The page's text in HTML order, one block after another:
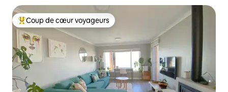
Coups de cœur voyageurs les plus appréciés
Coup de cœur voyageurs